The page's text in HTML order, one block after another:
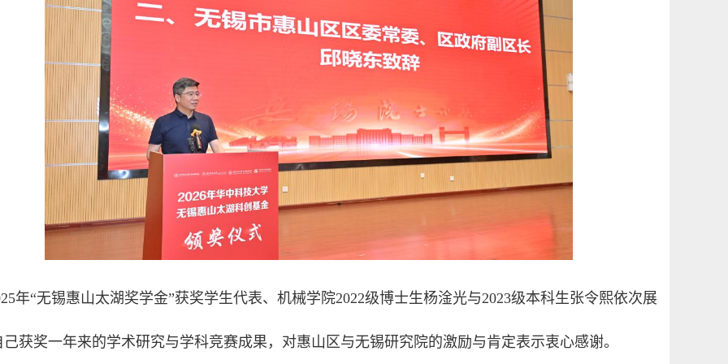
年“无锡惠山太湖奖学金”获奖学生代表、机械学院2022级博士生杨淦光与2023级本科生张令熙依次展
己获奖一年来的学术研究与学科竞赛成果，对惠山区与无锡研究院的激励与肯定表示衷心感谢。